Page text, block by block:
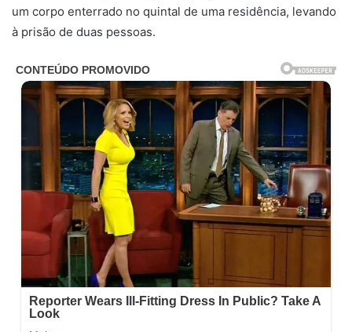
um corpo enterrado no quintal de uma residência, levando
à prisão de duas pessoas.